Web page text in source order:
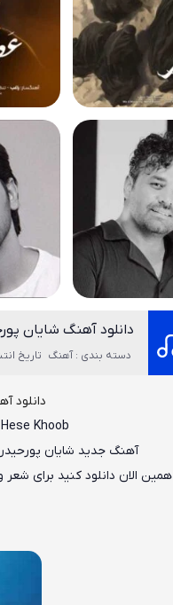
دانلود آهنگ شایان
دسته بندی : آهنگ تاریخ انتشار :18
دانلود
Hese Khoob
آهنگ جدید شایان
همین الان دانلود کنید برای